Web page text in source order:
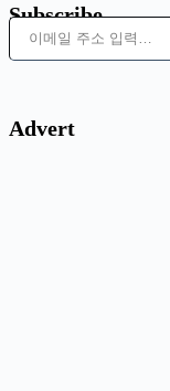
Subscribe
이메일 주소 입력…
Advert